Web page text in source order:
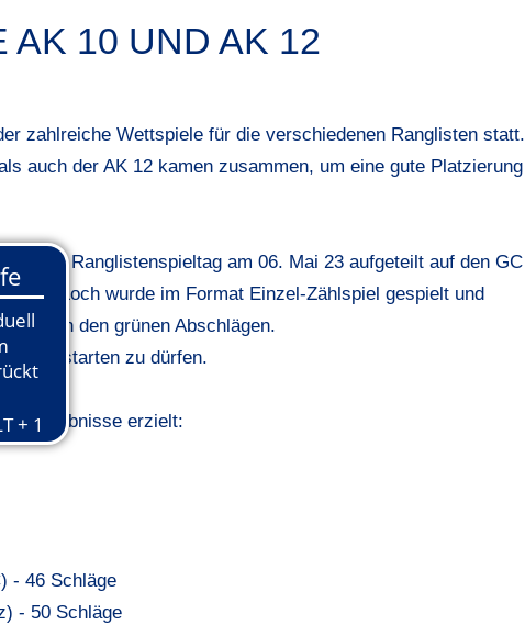
AK 10 UND AK 12
zahlreiche Wettspiele für die verschiedenen Ranglistenstatt.
auch der AK 12 kamen zusammen, um eine gute Platzierung
1. Ranglistenspieltagam 06. Mai 23 aufgeteilt auf den GC
9-Loch wurde im Format Einzel-Zählspiel gespielt und
von den grünen Abschlägen.
starten zu dürfen.
Ergebnisse erzielt:
- 46 Schläge
- 50 Schläge